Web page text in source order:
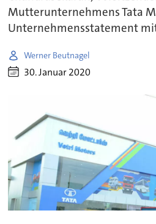
Mutterunternehmens Tata
Unternehmensstatement
Werner Beutnagel
30. Januar 2020